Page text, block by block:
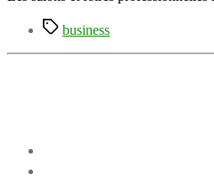
Étiquettes
business